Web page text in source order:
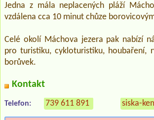
Jedna z mála neplacených pláží
vzdálena cca 10 minut chůze
Celé okolí Máchova jezera pak nabízí
pro turistiku, cykloturistiku, houbaření,
borůvek.
Kontakt
Telefon: 739 611 891 siska-